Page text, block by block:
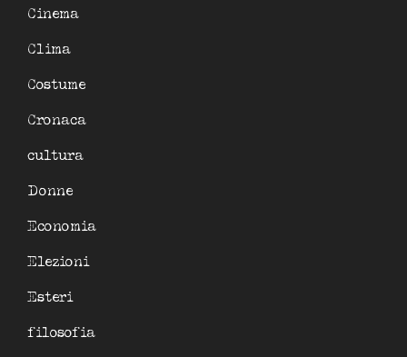
Cinema
Clima
Costume
Cronaca
cultura
Donne
Economia
Elezioni
Esteri
filosofia